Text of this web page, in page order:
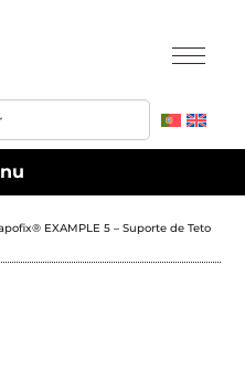
EXAMPLE 5 – Suporte de Teto